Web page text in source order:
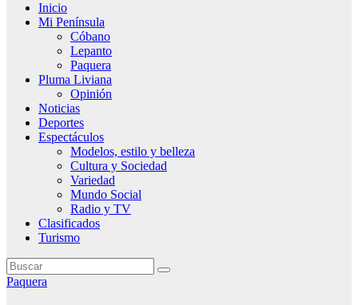
Inicio
Mi Península
Cóbano
Lepanto
Paquera
Pluma Liviana
Opinión
Noticias
Deportes
Espectáculos
Modelos, estilo y belleza
Cultura y Sociedad
Variedad
Mundo Social
Radio y TV
Clasificados
Turismo
Paquera